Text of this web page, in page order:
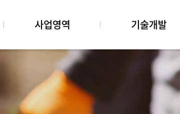
사업영역
인공암벽
환경조형물
기술개발